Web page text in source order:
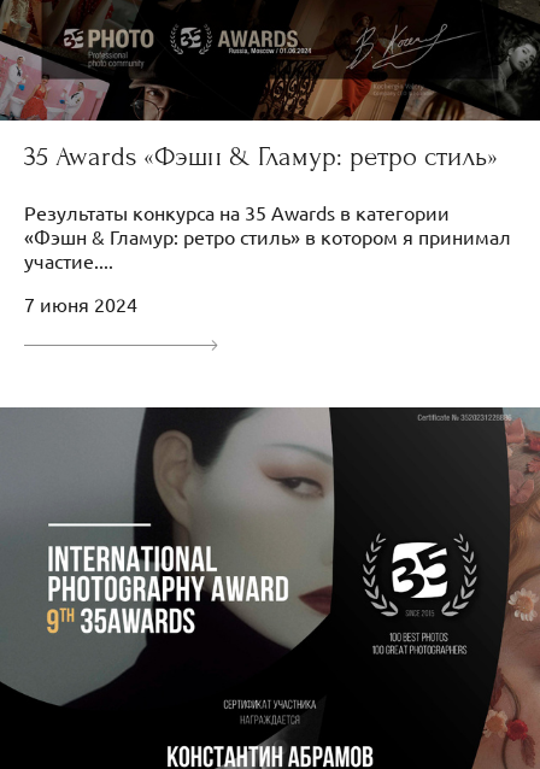
35 Awards «Фэшн & Гламур: ретро стиль»
Результаты конкурса на 35 Awards в категории
«Фэшн & Гламур: ретро стиль» в котором я принимал
участие....
7 июня 2024